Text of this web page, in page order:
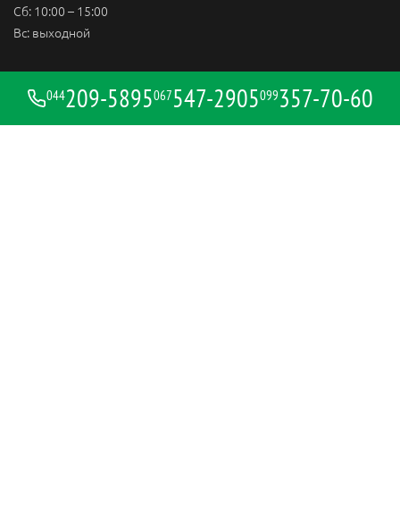
Сб: 10:00 – 15:00
Вс: выходной
044209-5895067547-2905099357-70-60